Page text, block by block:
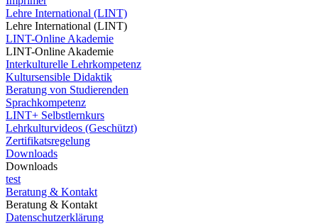
Lehre International (LINT)
Lehre International (LINT)
LINT-Online Akademie
LINT-Online Akademie
Interkulturelle Lehrkompetenz
Kultursensible Didaktik
Beratung von Studierenden
Sprachkompetenz
LINT+ Selbstlernkurs
Lehrkulturvideos (Geschützt)
Zertifikatsregelung
Downloads
Downloads
test
Beratung & Kontakt
Beratung & Kontakt
Datenschutzerklärung